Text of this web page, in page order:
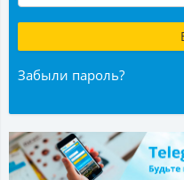
Забыли пароль?